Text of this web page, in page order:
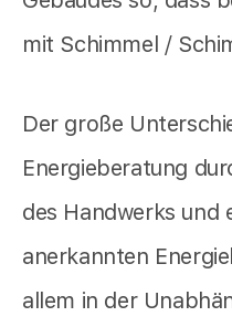
mit Schimmel /
Der große
Energieberatung
des Handwerks und
anerkannten
allem in der